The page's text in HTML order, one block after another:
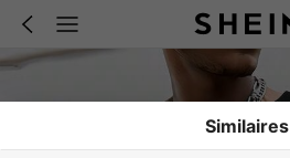
Similaires